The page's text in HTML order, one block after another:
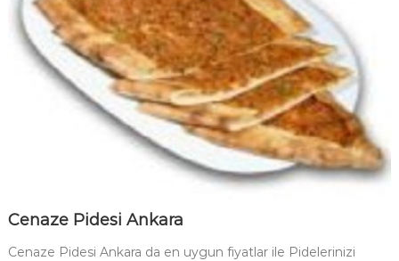
Cenaze Pidesi Ankara
Cenaze Pidesi Ankara da en uygun fiyatlar ile Pidelerinizi